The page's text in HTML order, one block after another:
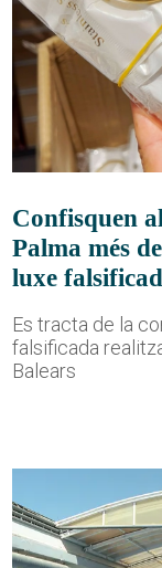
Confisquen
Palma més
luxe
Es tracta de la
falsificada
Balears